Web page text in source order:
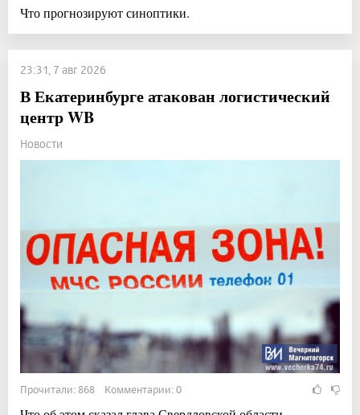
Что прогнозируют синоптики.
23:31, 7 авг 2026
В Екатеринбурге атакован логистический
центр WB
Новости
Прочитали: 868 Комментарии: 0